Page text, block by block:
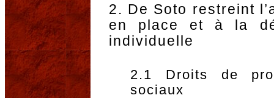
2. De Soto restreint
en place et à la
individuelle
2.1 Droits de
sociaux